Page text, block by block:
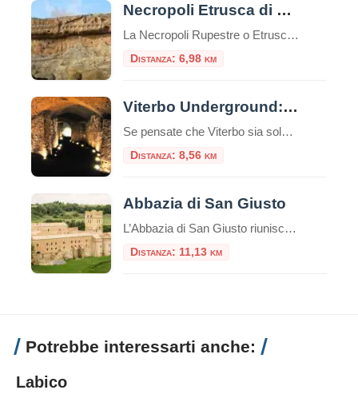
Necropoli Etrusca di Norchia
La Necropoli Rupestre o Etrusca di Norchia è un antico sito archeologico situato nelle vicinanze di Vetralla, una cittadina nella regione del Lazio in Italia. Si tratta di una necropoli, cioè un’area dove sono presenti tombe e sepolture, caratterizzata da un particolare tipo di tomba, chiamata “tomba a camera rupestre”, scavata nella roccia tufacea. Le […]
Distanza: 6,98 km
Viterbo Underground: alla scoperta di un mondo sotterraneo
Se pensate che Viterbo sia solo una città di piazze storiche, chiese medievali e terme curative, preparatevi a scoprire una faccia segreta della città: il suo sottosuolo, ricco di misteri, leggende e storia dimenticata. Viterbo, infatti, non è solo la “Città dei Papi” – ma è anche una delle città italiane che custodisce un labirinto […]
Distanza: 8,56 km
Abbazia di San Giusto
L’Abbazia di San Giusto riunisce molti secoli di storia in uno splendido luogo. Il monastero si affaccia sulla valle del fiume Marta, protetto da colline su entrambi i lati. Questa zona, a quattro chilometri da Tuscania, è stata anche in tempi
Distanza: 11,13 km
Potrebbe interessarti anche:
Labico